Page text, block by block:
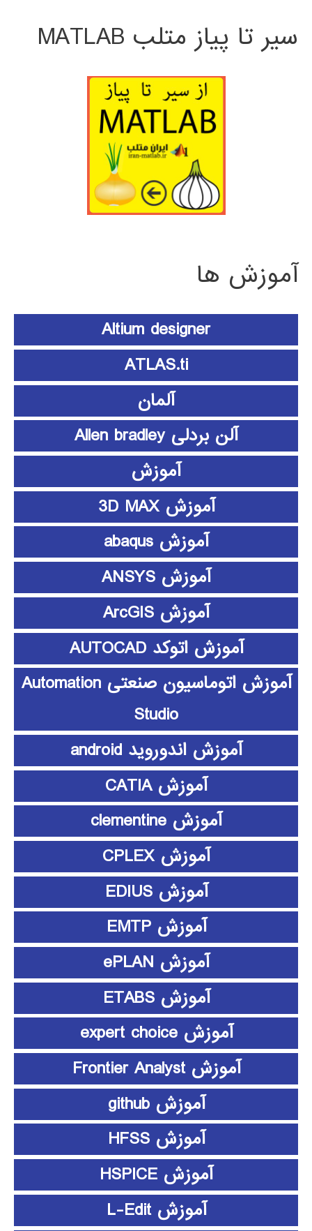
سیر تا پیاز متلب MATLAB
آموزش ها
Altium designer
ATLAS.ti
آلمان
آلن بردلی Allen bradley
آموزش
آموزش 3D MAX
آموزش abaqus
آموزش ANSYS
آموزش ArcGIS
آموزش اتوکد AUTOCAD
آموزش اتوماسیون صنعتی Automation
Studio
آموزش اندوروید android
آموزش CATIA
آموزش clementine
آموزش CPLEX
آموزش EDIUS
آموزش EMTP
آموزش ePLAN
آموزش ETABS
آموزش expert choice
آموزش Frontier Analyst
آموزش github
آموزش HFSS
آموزش HSPICE
آموزش L-Edit